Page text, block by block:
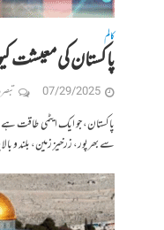
کالم
پاکستان کی معیشت
07/29/2025
پاکستان، جو ایک ایٹمی طاقت
سے بھرپور، زرخیز زمین، بلند و